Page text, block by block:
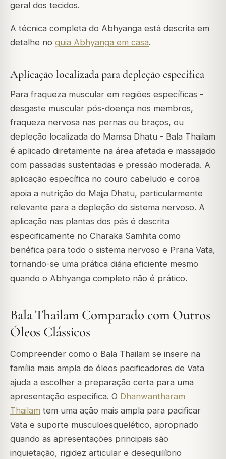
geral dos tecidos.
A técnica completa do Abhyanga está descrita em
detalhe no guia Abhyanga em casa.
Aplicação localizada para depleção específica
Para fraqueza muscular em regiões específicas -
desgaste muscular pós-doença nos membros,
fraqueza nervosa nas pernas ou braços, ou
depleção localizada do Mamsa Dhatu - Bala Thailam
é aplicado diretamente na área afetada e massajado
com passadas sustentadas e pressão moderada. A
aplicação específica no couro cabeludo e coroa
apoia a nutrição do Majja Dhatu, particularmente
relevante para a depleção do sistema nervoso. A
aplicação nas plantas dos pés é descrita
especificamente no Charaka Samhita como
benéfica para todo o sistema nervoso e Prana Vata,
tornando-se uma prática diária eficiente mesmo
quando o Abhyanga completo não é prático.
Bala Thailam Comparado com Outros
Óleos Clássicos
Compreender como o Bala Thailam se insere na
família mais ampla de óleos pacificadores de Vata
ajuda a escolher a preparação certa para uma
apresentação específica. O Dhanwantharam
Thailam tem uma ação mais ampla para pacificar
Vata e suporte musculoesquelético, apropriado
quando as apresentações principais são
inquietação, rigidez articular e desequilíbrio